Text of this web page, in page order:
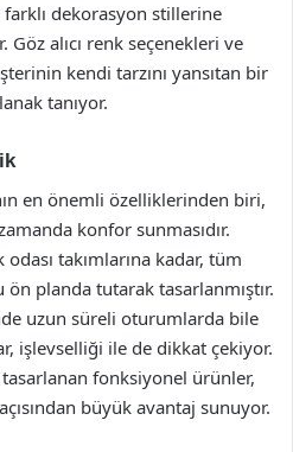
dekorasyon stillerine
alıcı renk seçenekleri ve
kendi tarzını yansıtan bir
tanıyor.
en önemli özelliklerinden biri,
konfor sunmasıdır.
takımlarına kadar, tüm
planda tutarak tasarlanmıştır.
uzun süreli oturumlarda bile
işlevselliği ile de dikkat çekiyor.
fonksiyonel ürünler,
büyük avantaj sunuyor.